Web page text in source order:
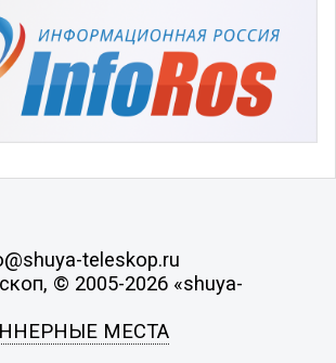
teleskop.ru
© 2005-2026 «shuya-
МЕСТА